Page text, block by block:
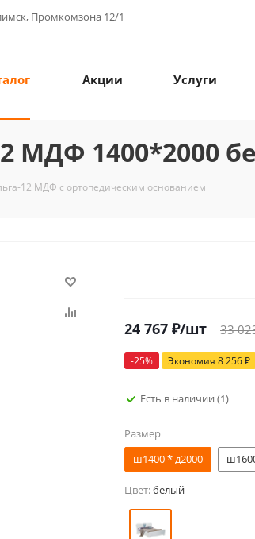
Промкомзона 12/1
Акции Услуги
МДФ 1400*2000
12 МДФ с ортопедическим основанием
24 767 ₽/шт 33
-25% Экономия 8 256₽
Есть в наличии (1)
Размер
ш1400 * д2000
Цвет:белый